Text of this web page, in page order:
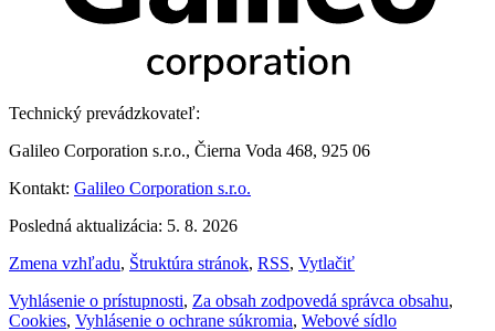
Technický prevádzkovateľ:
Galileo Corporation s.r.o., Čierna Voda 468, 925 06
Kontakt: Galileo Corporation s.r.o.
Posledná aktualizácia: 5. 8. 2026
Zmena vzhľadu, Štruktúra stránok, RSS, Vytlačiť
Vyhlásenie o prístupnosti, Za obsah zodpovedá správca obsahu,
Cookies, Vyhlásenie o ochrane súkromia, Webové sídlo